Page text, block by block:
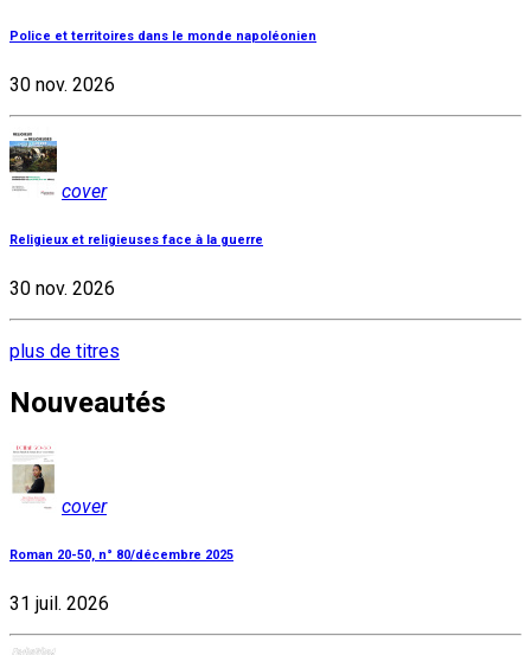
Police et territoires dans le monde napoléonien
30 nov. 2026
cover
Religieux et religieuses face à la guerre
30 nov. 2026
plus de titres
Nouveautés
cover
Roman 20-50, n° 80/décembre 2025
31 juil. 2026